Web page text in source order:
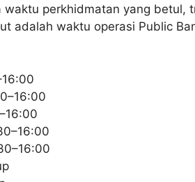
waktu perkhidmatan yang betul,
adalah waktu operasi Public